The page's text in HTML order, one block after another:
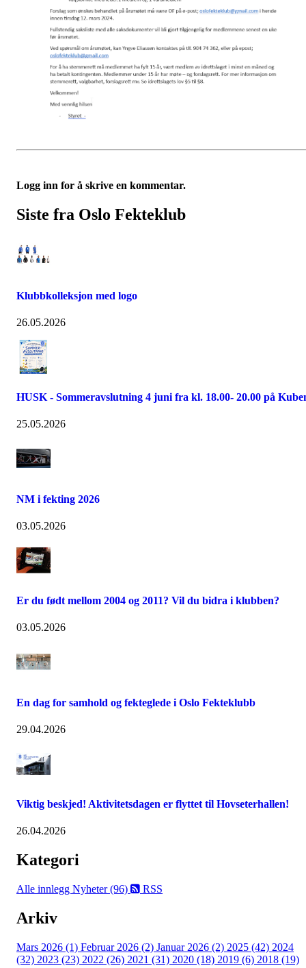
Logg inn for å skrive en kommentar.
Siste fra Oslo Fekteklub
Klubbkolleksjon med logo
26.05.2026
HUSK - Sommeravslutning 4 juni fra kl. 18.00- 20.00 på
25.05.2026
NM i fekting 2026
03.05.2026
Er du født mellom 2004 og 2011? Vil du bidra i klubben?
03.05.2026
En dag for samhold og fekteglede i Oslo Fekteklubb
29.04.2026
Viktig beskjed! Aktivitetsdagen er flyttet til Hovseterhallen!
26.04.2026
Kategori
Alle innlegg Nyheter (96) RSS
Arkiv
Mars 2026 (1) Februar 2026 (2) Januar 2026 (2) 2025 (42) 2024
(32) 2023 (23) 2022 (26) 2021 (31) 2020 (18) 2019 (6) 2018 (19)